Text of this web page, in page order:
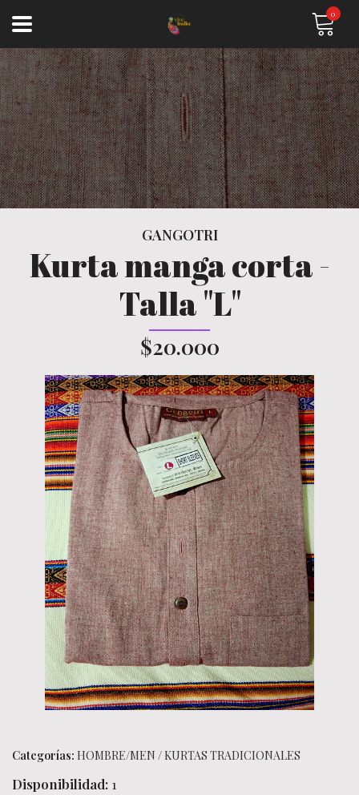
0
GANGOTRI
Kurta manga corta -
Talla "L"
$20.000
Categorías: HOMBRE/MEN /KURTAS TRADICIONALES
Disponibilidad: 1